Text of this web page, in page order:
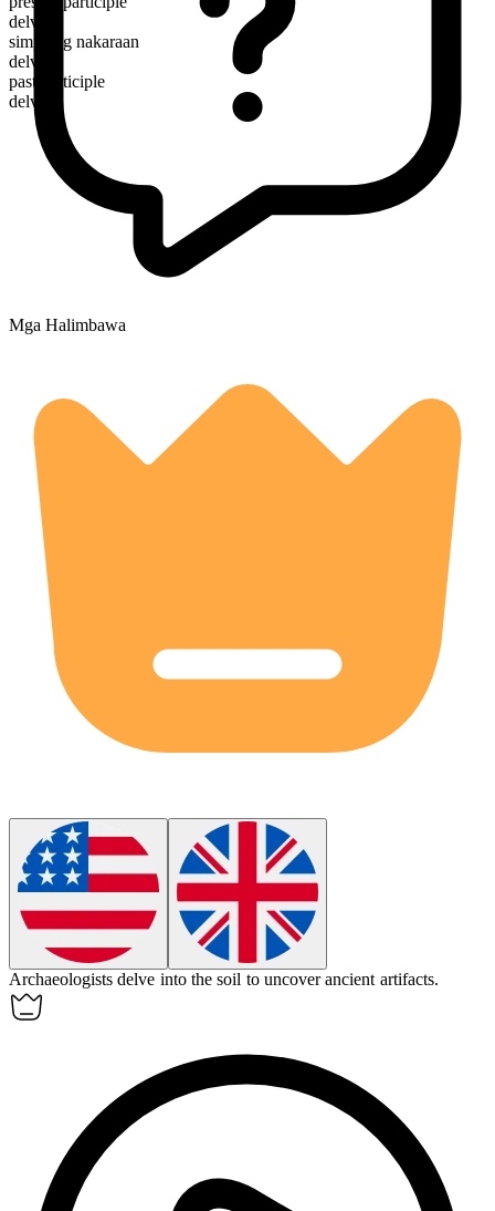
delving
simpleng nakaraan
delved
past participle
delved
Mga Halimbawa
Archaeologistsdelve into the soil to uncover ancient artifacts.